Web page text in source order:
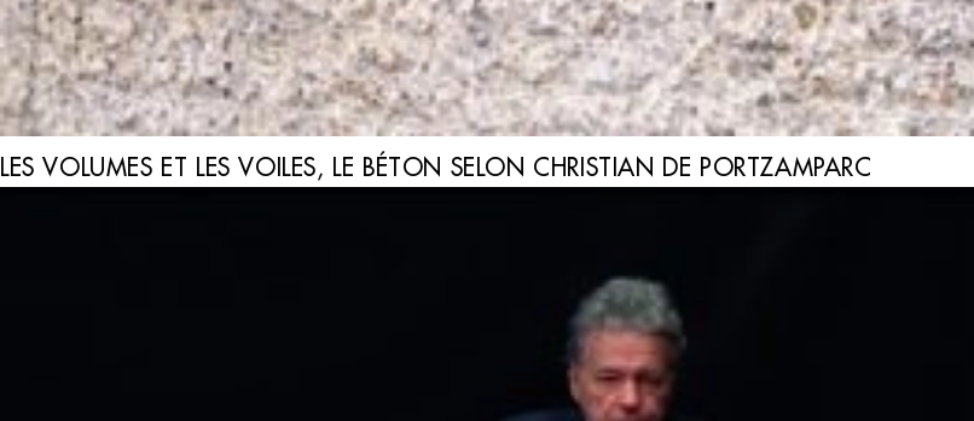
LES VOLUMES ET LES VOILES, LE BÉTON SELON CHRISTIAN DE PORTZAMPARC